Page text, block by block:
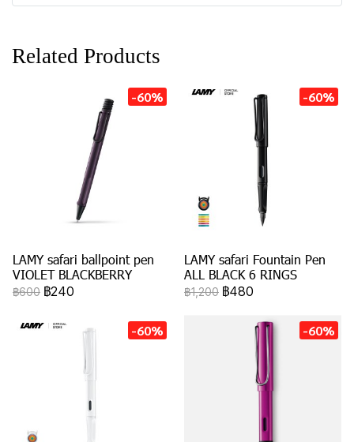
Related Products
-60%
LAMY safari ballpoint pen
VIOLET BLACKBERRY
฿600 ฿240
-60%
LAMY safari Fountain Pen
ALL BLACK 6 RINGS
฿1,200 ฿480
-60% -60%